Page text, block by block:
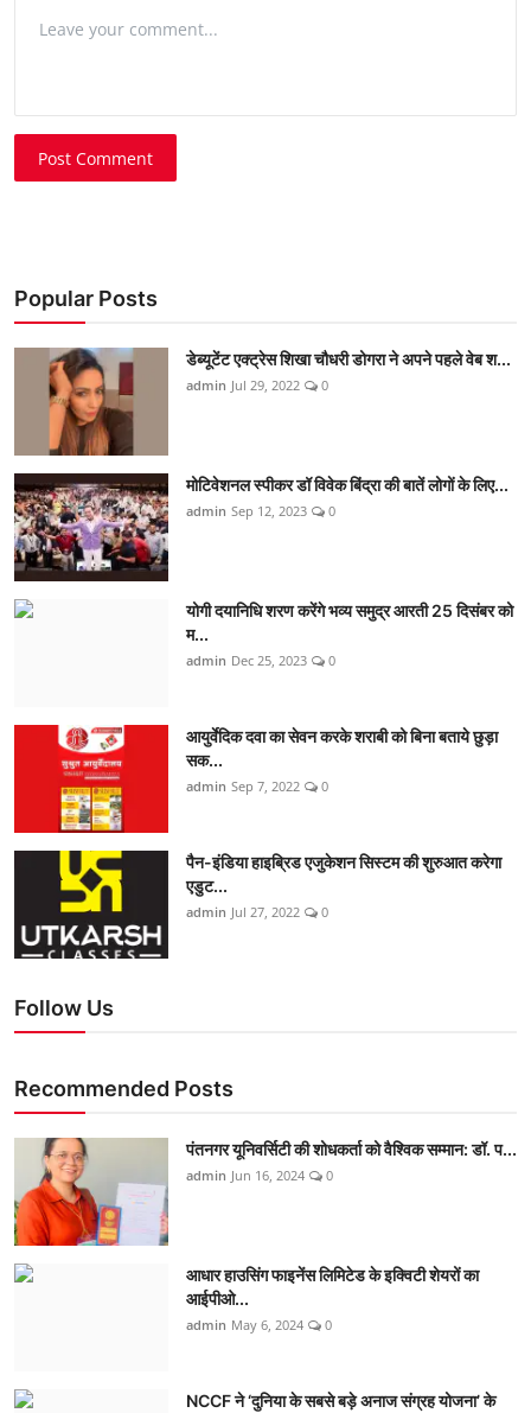
Post Comment
Popular Posts
डेब्यूटेंट एक्ट्रेस शिखा चौधरी डोगरा ने अपने पहले वेब श...
admin Jul 29, 2022 0
मोटिवेशनल स्पीकर डॉ विवेक बिंद्रा की बातें लोगों के लिए...
admin Sep 12, 2023 0
योगी दयानिधि शरण करेंगे भव्य समुद्र आरती 25 दिसंबर को
म...
admin Dec 25, 2023 0
आयुर्वेदिक दवा का सेवन करके शराबी को बिना बताये छुड़ा
सक...
admin Sep 7, 2022 0
पैन-इंडिया हाइब्रिड एजुकेशन सिस्टम की शुरुआत करेगा
एडुट...
admin Jul 27, 2022 0
Follow Us
Recommended Posts
पंतनगर यूनिवर्सिटी की शोधकर्ता को वैश्विक सम्मान: डॉ. प...
admin Jun 16, 2024 0
आधार हाउसिंग फाइनेंस लिमिटेड के इक्विटी शेयरों का
आईपीओ...
admin May 6, 2024 0
NCCF ने ‘दुनिया के सबसे बड़े अनाज संग्रह योजना’ के